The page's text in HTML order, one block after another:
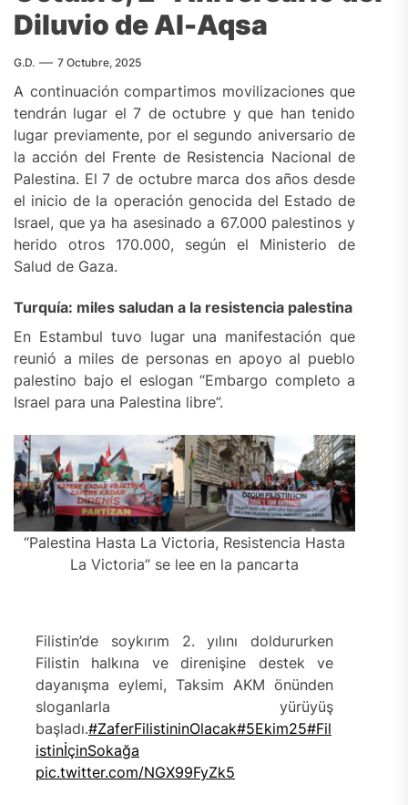
Diluvio de Al-Aqsa
G.D. 7 Octubre, 2025
A continuación compartimos movilizaciones que
tendrán lugar el 7 de octubre y que han tenido
lugar previamente, por el segundo aniversario de
la acción del Frente de Resistencia Nacional de
Palestina. El 7 de octubre marca dos años desde
el inicio de la operación genocida del Estado de
Israel, que ya ha asesinado a 67.000 palestinos y
herido otros 170.000, según el Ministerio de
Salud de Gaza.
Turquía: miles saludan a la resistencia palestina
En Estambul tuvo lugar una manifestación que
reunió a miles de personas en apoyo al pueblo
palestino bajo el eslogan “Embargo completo a
Israel para una Palestina libre”.
“Palestina Hasta La Victoria, Resistencia Hasta
La Victoria” se lee en la pancarta
Filistin’de soykırım 2. yılını doldururken
Filistin halkına ve direnişine destek ve
dayanışma eylemi, Taksim AKM önünden
sloganlarla yürüyüş
başladı.#ZaferFilistininOlacak#5Ekim25#Fil
istinİçinSokağa
pic.twitter.com/NGX99FyZk5